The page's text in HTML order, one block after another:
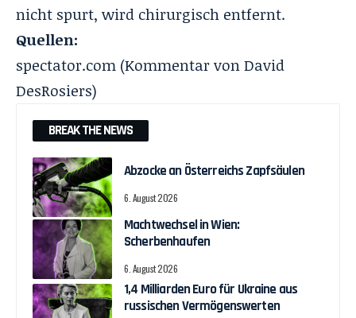
nicht spurt, wird chirurgisch entfernt.
Quellen:
spectator.com (Kommentar vonDavid
DesRosiers)
BREAK THE NEWS
Abzocke an Österreichs Zapfsäulen
6. August 2026
Machtwechsel in Wien:
Scherbenhaufen
6. August 2026
1,4 Milliarden Euro für Ukraine aus
russischen Vermögenswerten